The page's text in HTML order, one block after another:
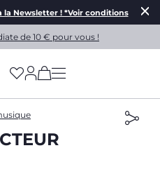
Newsletter ! *Voir conditions
de 10 € pour vous !
(has more options